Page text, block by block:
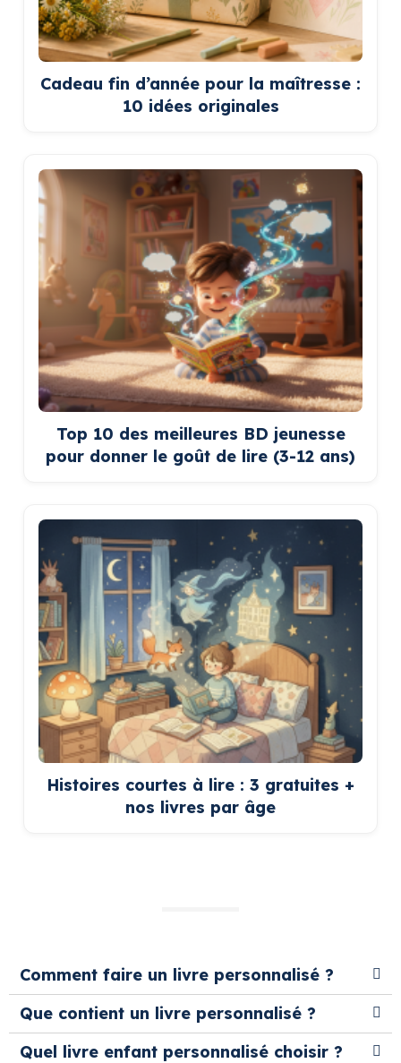
Cadeau fin d’année pour la maîtresse :
10 idées originales
Top 10 des meilleures BD jeunesse
pour donner le goût de lire (3-12 ans)
Histoires courtes à lire : 3 gratuites +
nos livres par âge
Comment faire un livre personnalisé ?
Que contient un livre personnalisé ?
Quel livre enfant personnalisé choisir ?